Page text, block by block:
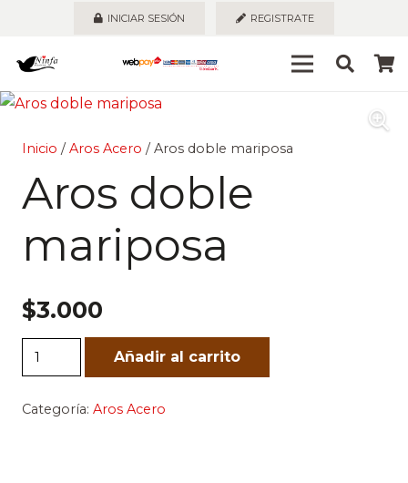
INICIAR SESIÓN REGISTRATE
Inicio /Aros Acero / Aros doble mariposa
Aros doble
mariposa
$3.000
Aros
doble
mariposa
Añadir al carrito
Categoría: Aros Acero